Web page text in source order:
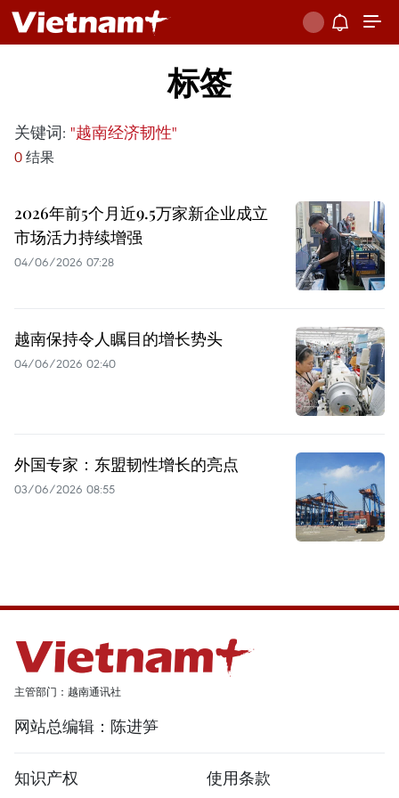
标签
关键词: "越南经济韧性"
0 结果
2026年前5个月近9.5万家新企业成立
市场活力持续增强
04/06/2026 07:28
越南保持令人瞩目的增长势头
04/06/2026 02:40
外国专家：东盟韧性增长的亮点
03/06/2026 08:55
主管部门：越南通讯社
网站总编辑：陈进笋
知识产权 使用条款